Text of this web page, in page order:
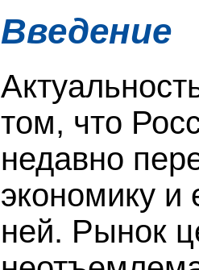
Введение
том, что
недавно
экономику и
ней. Рынок